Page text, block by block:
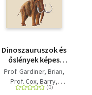
Dinoszauruszok és
őslények képes
enciklopédia 5. -
Emlősök és főemlősök
Prof. Gardiner, Brian
Prof. Cox, Barry
Dr. Palmer Douglas